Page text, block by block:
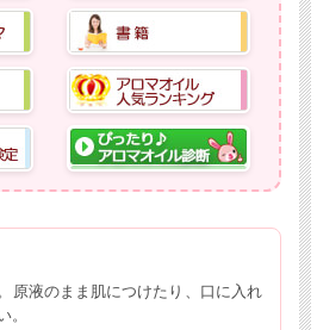
原液のまま肌につけたり、口に入れ
。